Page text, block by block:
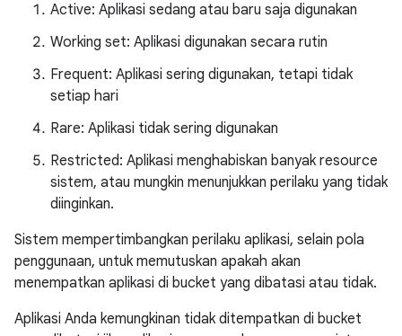
Active: Aplikasi sedang atau baru saja digunakan
Working set: Aplikasi digunakan secara rutin
Frequent: Aplikasi sering digunakan, tetapi tidak
setiap hari
Rare: Aplikasi tidak sering digunakan
Restricted: Aplikasi menghabiskan banyak resource
sistem, atau mungkin menunjukkan perilaku yang tidak
diinginkan.
Sistem mempertimbangkan perilaku aplikasi, selain pola
penggunaan, untuk memutuskan apakah akan
menempatkan aplikasi di bucket yang dibatasi atau tidak.
Aplikasi Anda kemungkinan tidak ditempatkan di bucket